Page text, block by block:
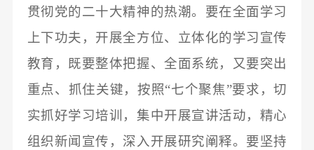
贯彻党的二十大精神的热潮。要在全面学习
上下功夫，开展全方位、立体化的学习宣传
教育，既要整体把握、全面系统，又要突出
重点、抓住关键，按照“七个聚焦”要求，切
实抓好学习培训，集中开展宣讲活动，精心
组织新闻宣传，深入开展研究阐释。要坚持